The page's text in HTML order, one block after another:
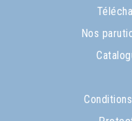
Nos